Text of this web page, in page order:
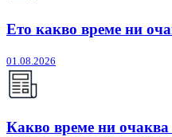
Ето какво време ни
01.08.2026
Какво време ни очаква